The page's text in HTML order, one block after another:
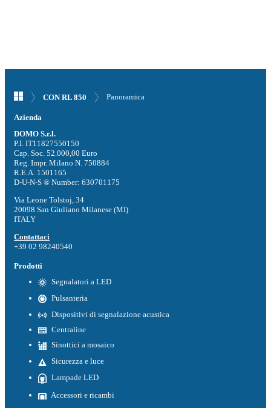
CON RL 850 Panoramica
Azienda
DOMO S.r.l.
P.I. IT11827550150
Cap. Soc. 52.000,00 Euro
Reg. Impr. Milano N. 750884
R.E.A. 1501165
D-U-N-S ® Number: 630701175
Via Leone Tolstoj, 34
20098 San Giuliano Milanese (MI)
ITALY
Contattaci
+39 02 98240540
Prodotti
Segnalatori a LED
Pulsanteria
Dispositivi di segnalazione acustica
Centraline
Sinottici a mosaico
Sicurezza e luce
Lampade LED
Accessori e ricambi